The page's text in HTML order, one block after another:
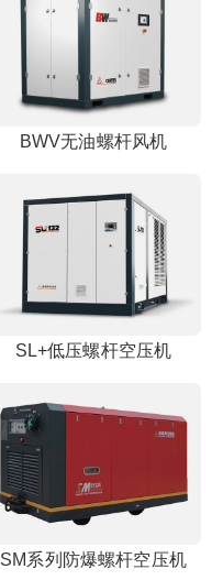
BWV无油螺杆风机
SL+低压螺杆空压机
SM系列防爆螺杆空压机